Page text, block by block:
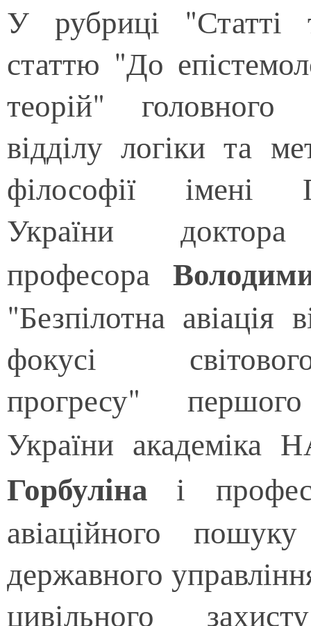
У рубриці "Статті
статтю "До
теорій" головного
відділу логіки та
філософії
України
професора
"Безпілотна авіація
фокусі
прогресу"
України
Горбуліна і
авіаційного
державного
цивільного